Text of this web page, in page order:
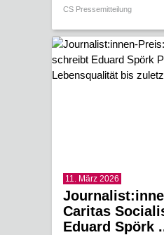
CS Pressemitteilung
11. März 2026
Caritas
Eduard Spörk